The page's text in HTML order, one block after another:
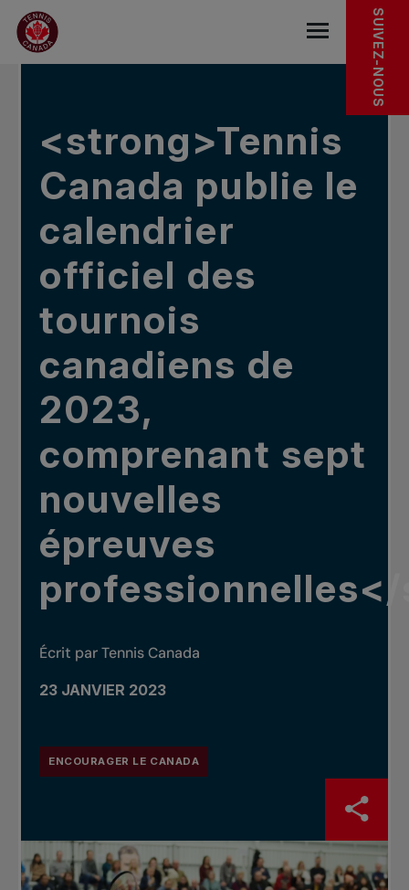
Sauter au menu principal
Sauter au contenu principal
Sauter au pied de page
DANS LES NOUVELLES SUIVEZ-NOUS
<strong>Tennis
Canada publie le
calendrier
officiel des
tournois
canadiens de
2023,
comprenant sept
nouvelles
épreuves
Écrit par Tennis Canada
23 JANVIER 2023
ENCOURAGER LE CANADA